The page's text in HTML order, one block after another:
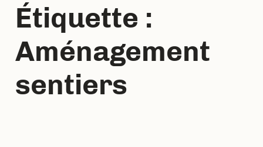
Étiquette :
Aménagement
sentiers